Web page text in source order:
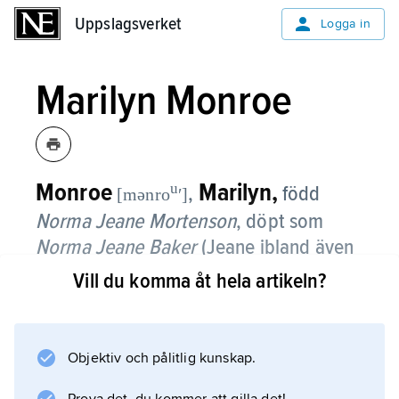
Uppslagsverket Logga in
Marilyn Monroe
Monroe [mənrouʹ], Marilyn, född
Norma Jeane Mortenson, döpt som
Norma Jeane Baker(Jeane ibland även
stavatJean ),1926–62, amerikansk
filmroller från 1948 uppmärksammades
Marilyn Monroe för sina biroller i
Vill du komma åt hela artikeln?
Objektiv och pålitlig kunskap.